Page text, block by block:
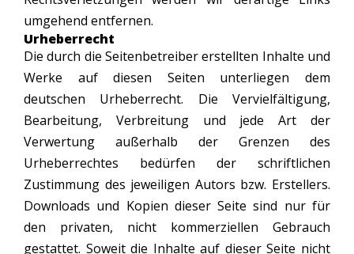
umgehend entfernen.
Urheberrecht
Die durch die Seitenbetreiber erstellten Inhalte und
Werke auf diesen Seiten unterliegen dem
deutschen Urheberrecht. Die Vervielfältigung,
Bearbeitung, Verbreitung und jede Art der
Verwertung außerhalb der Grenzen des
Urheberrechtes bedürfen der schriftlichen
Zustimmung des jeweiligen Autors bzw. Erstellers.
Downloads und Kopien dieser Seite sind nur für
den privaten, nicht kommerziellen Gebrauch
gestattet. Soweit die Inhalte auf dieser Seite nicht